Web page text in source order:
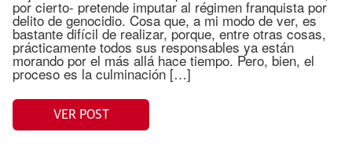
por cierto- pretende imputar al régimen franquista por
delito de genocidio. Cosa que, a mi modo de ver, es
bastante difícil de realizar, porque, entre otras cosas,
prácticamente todos sus responsables ya están
morando por el más allá hace tiempo. Pero, bien, el
proceso es la culminación […]
VER POST